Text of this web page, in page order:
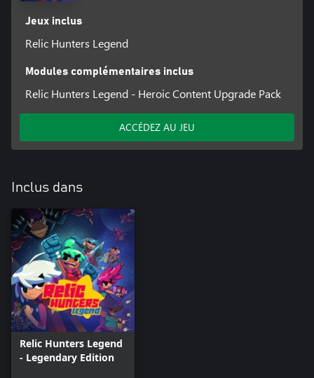
Jeux inclus
Relic Hunters Legend
Modules complémentaires inclus
Relic Hunters Legend - Heroic Content Upgrade Pack
ACCÉDEZ AU JEU
Inclus dans
Relic Hunters Legend
- Legendary Edition